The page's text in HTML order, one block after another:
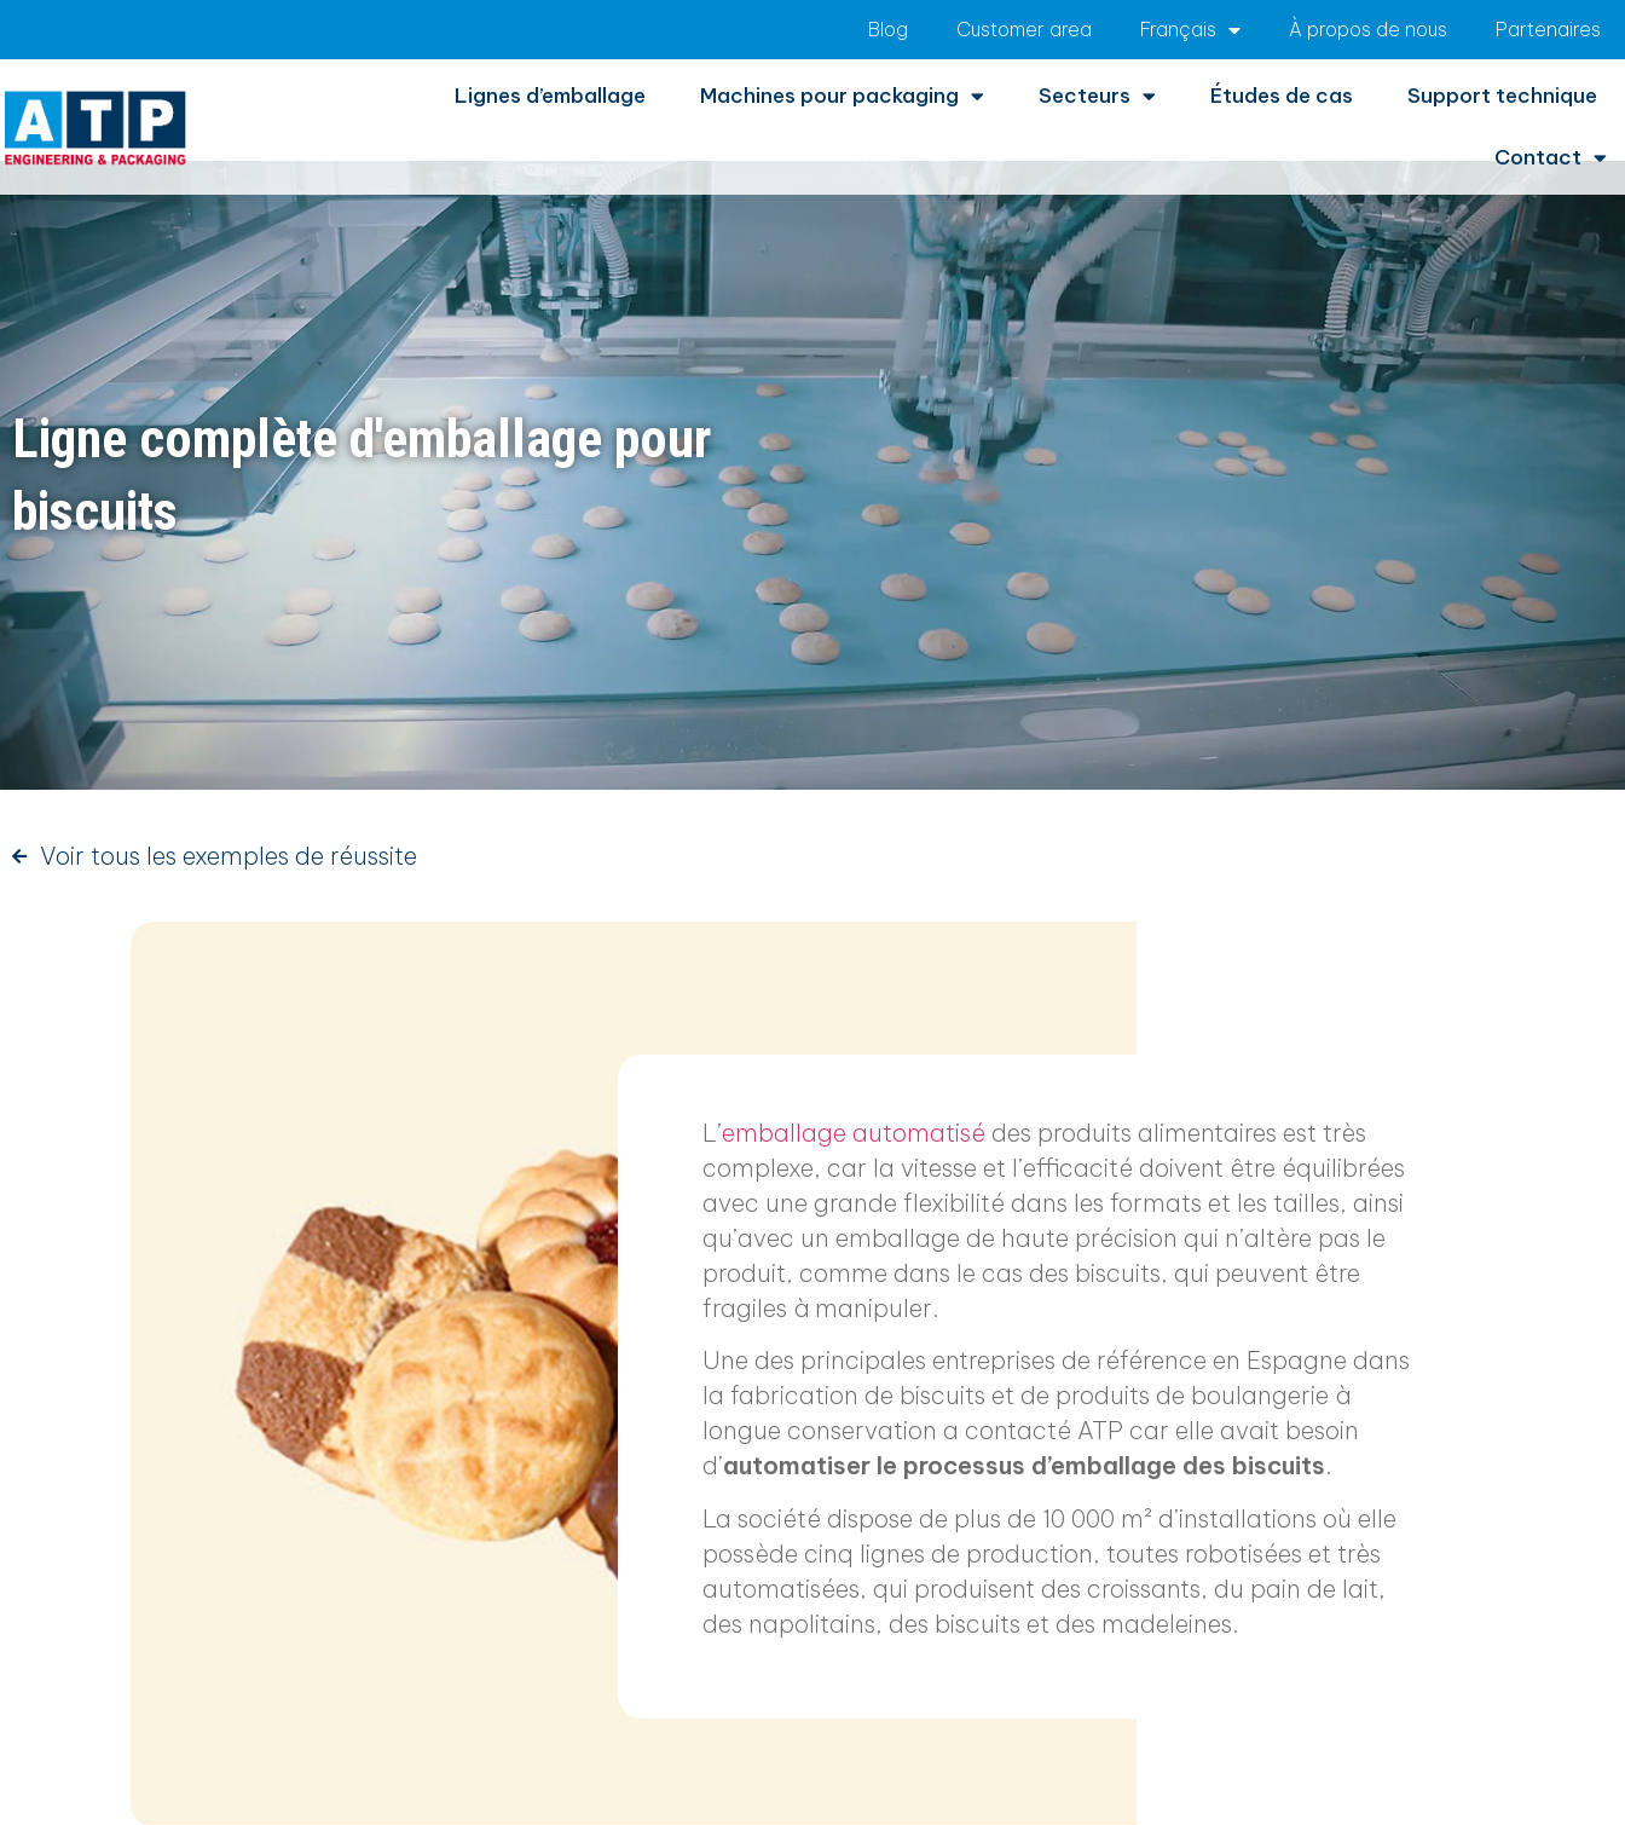
Blog Customer area Français À propos de nous Partenaires
Lignes d’emballage Machines pour packaging Secteurs Études de cas Support technique
Contact
Biscuits
Ligne complète d'emballage pour
biscuits
Voir tous les exemples de réussite
L’emballage automatisé des produits alimentaires est très
complexe, car la vitesse et l’efficacité doivent être équilibrées
avec une grande flexibilité dans les formats et les tailles, ainsi
qu’avec un emballage de haute précision qui n’altère pas le
produit, comme dans le cas des biscuits, qui peuvent être
fragiles à manipuler.
Une des principales entreprises de référence en Espagne dans
la fabrication de biscuits et de produits de boulangerie à
longue conservation a contacté ATP car elle avait besoin
d’automatiser le processus d’emballage des biscuits.
La société dispose de plus de 10 000 m² d’installations où elle
possède cinq lignes de production, toutes robotisées et très
automatisées, qui produisent des croissants, du pain de lait,
des napolitains, des biscuits et des madeleines.